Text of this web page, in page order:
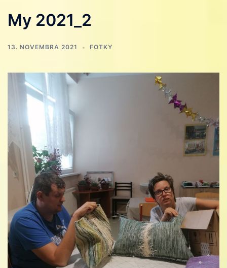
My 2021_2
13. NOVEMBRA 2021 FOTKY